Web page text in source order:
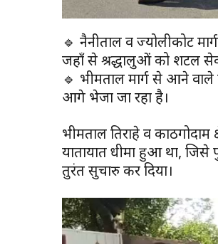
🔹 नैनीताल व ज्योलीकोट
जहाँ से श्रद्धालुओं को शटल
🔹 भीमताल मार्ग से आने वाले
आगे भेजा जा रहा है।
भीमताल तिराहे व
यातायात धीमा हुआ था, जिसे
तुरंत सुचारु कर दिया।